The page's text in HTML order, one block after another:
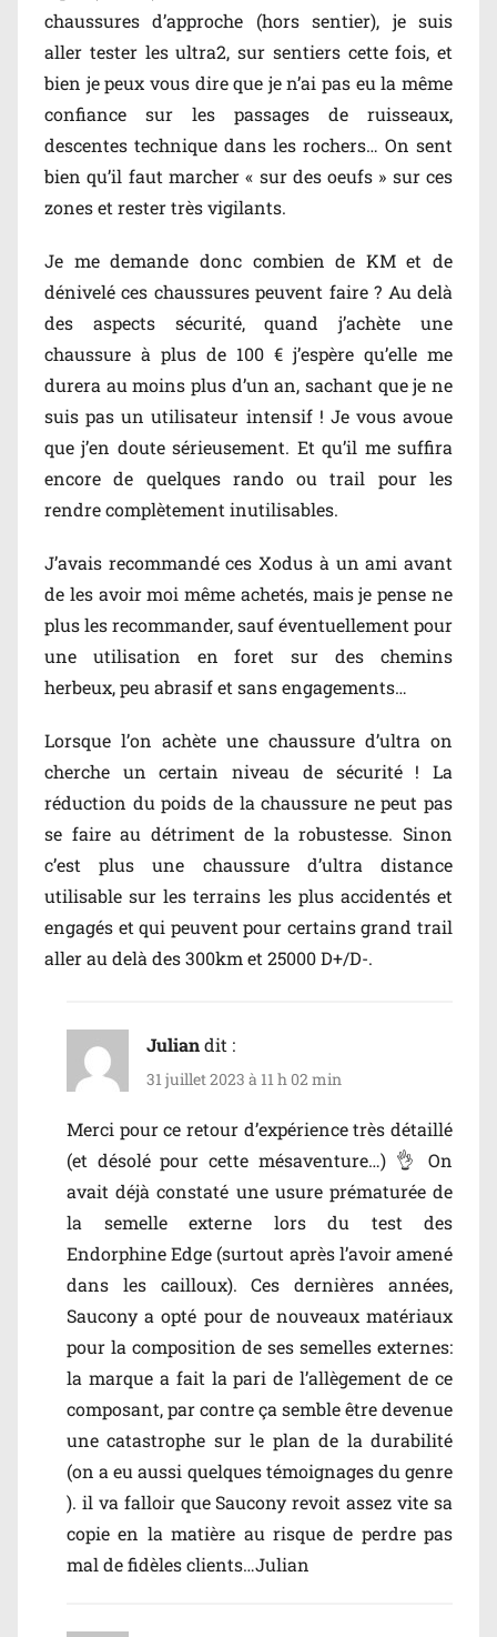
chaussures d’approche (hors sentier), je suis
aller tester les ultra2, sur sentiers cette fois, et
bien je peux vous dire que je n’ai pas eu la même
confiance sur les passages de ruisseaux,
descentes technique dans les rochers… On sent
bien qu’il faut marcher « sur des oeufs » sur ces
zones et rester très vigilants.
Je me demande donc combien de KM et de
dénivelé ces chaussures peuvent faire ? Au delà
des aspects sécurité, quand j’achète une
chaussure à plus de 100 € j’espère qu’elle me
durera au moins plus d’un an, sachant que je ne
suis pas un utilisateur intensif ! Je vous avoue
que j’en doute sérieusement. Et qu’il me suffira
encore de quelques rando ou trail pour les
rendre complètement inutilisables.
J’avais recommandé ces Xodus à un ami avant
de les avoir moi même achetés, mais je pense ne
plus les recommander, sauf éventuellement pour
une utilisation en foret sur des chemins
herbeux, peu abrasif et sans engagements…
Lorsque l’on achète une chaussure d’ultra on
cherche un certain niveau de sécurité ! La
réduction du poids de la chaussure ne peut pas
se faire au détriment de la robustesse. Sinon
c’est plus une chaussure d’ultra distance
utilisable sur les terrains les plus accidentés et
engagés et qui peuvent pour certains grand trail
aller au delà des 300km et 25000 D+/D-.
Juliandit :
31 juillet 2023 à 11 h 02 min
Merci pour ce retour d’expérience très détaillé
(et désolé pour cette mésaventure…) 👌 On
avait déjà constaté une usure prématurée de
la semelle externe lors du test des
Endorphine Edge (surtout après l’avoir amené
dans les cailloux). Ces dernières années,
Saucony a opté pour de nouveaux matériaux
pour la composition de ses semelles externes:
la marque a fait la pari de l’allègement de ce
composant, par contre ça semble être devenue
une catastrophe sur le plan de la durabilité
(on a eu aussi quelques témoignages du genre
). il va falloir que Saucony revoit assez vite sa
copie en la matière au risque de perdre pas
mal de fidèles clients…Julian